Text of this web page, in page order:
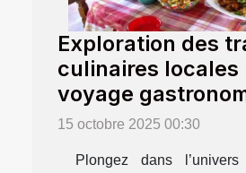
Exploration des
culinaires locales
voyage
15 octobre 2025 00:30
Plongez dans